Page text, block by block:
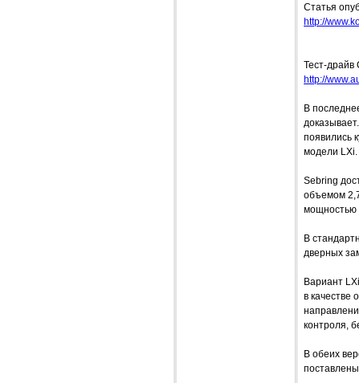
Статья
http://
Тест-драйв
http://
В
появились
модели LХi.
Sebring
объемом
мощностью
В
дверных
Вариант
в качестве
контроля,
В обеих